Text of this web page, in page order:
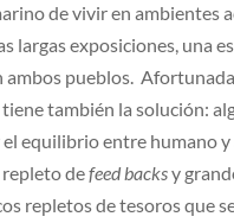
de vivir en ambientes
largas exposiciones, una
ambos pueblos.
también la solución:
equilibrio entre humano
repleto defeed backsy
repletos de tesoros que